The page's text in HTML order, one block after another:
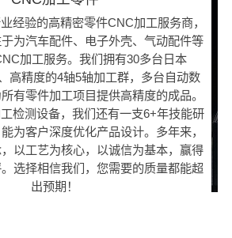
经验的高精密零件CNC加工服务商，
为汽车配件、电子外壳、气动配件等
加工服务。我们拥有30多台日本
高精度的4轴5轴加工群，多台自动数
有零件加工项目提供高精度的成品。
检测设备，我们还有一支6+年技能研
为客户深度优化产品设计。多年来，
以工艺为核心，以诚信为基本，赢得
选择相信我们，您需要的质量都能超
出预期！